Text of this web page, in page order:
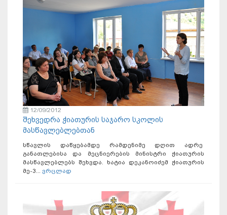
12/09/2012
შეხვედრა ჭიათურის საჯარო სკოლის
მასწავლებლებთან
სწავლის დაწყებამდე რამდენიმე დღით ადრე
განათლებისა და მეცნიერების მინისტრი ჭიათურის
მასწავლებლებს შეხვდა. ხატია დეკანოიძემ ჭიათურის
მე-3... ვრცლად